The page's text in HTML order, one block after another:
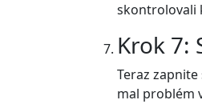
skontrolovali
Krok 7:
Teraz
mal problém